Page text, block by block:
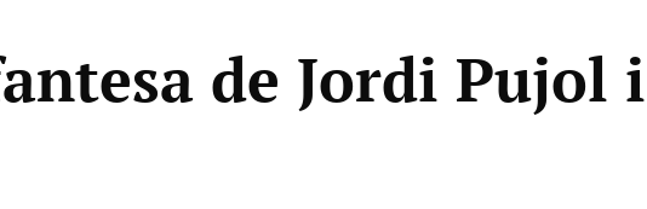
de Jordi Pujol i